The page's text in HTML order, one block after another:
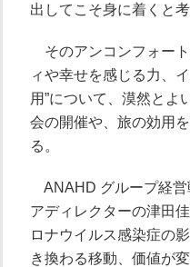
出してこそ身に着くと
そのアンコンフォー
ィや幸せを感じる力、
用”について、漠然とよ
会の開催や、旅の効用
る。
ANAHD グループ経営
アディレクターの津田
ロナウイルス感染症の
き換わる移動、価値が